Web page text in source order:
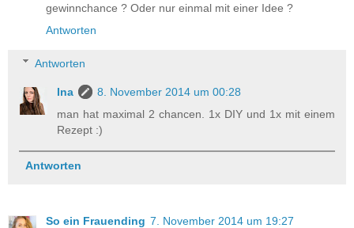
gewinnchance ? Oder nur einmal mit einer Idee ?
Antworten
Antworten
Ina
8. November 2014 um 00:28
man hat maximal 2 chancen. 1x DIY und 1x mit einem
Rezept :)
Antworten
So ein Frauending 7. November 2014 um 19:27